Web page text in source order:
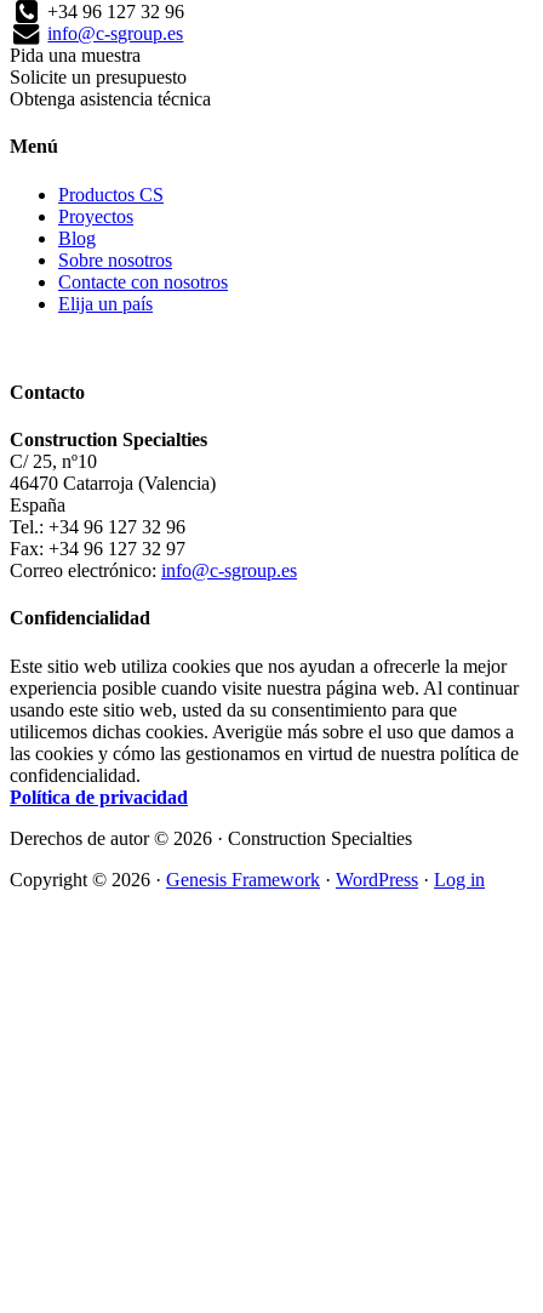
+34 96 127 32 96
info@c-sgroup.es
Pida una muestra
Solicite un presupuesto
Obtenga asistencia técnica
Menú
Productos CS
Proyectos
Blog
Sobre nosotros
Contacte con nosotros
Elija un país
Contacto
Construction Specialties
C/ 25, nº10
46470 Catarroja (Valencia)
España
Tel.: +34 96 127 32 96
Fax: +34 96 127 32 97
Correo electrónico: info@c-sgroup.es
Confidencialidad
Este sitio web utiliza cookies que nos ayudan a ofrecerle la mejor
experiencia posible cuando visite nuestra página web. Al continuar
usando este sitio web, usted da su consentimiento para que
utilicemos dichas cookies. Averigüe más sobre el uso que damos a
las cookies y cómo las gestionamos en virtud de nuestra política de
confidencialidad.
Política de privacidad
Derechos de autor © 2026 · Construction Specialties
Copyright © 2026 · Genesis Framework · WordPress · Log in